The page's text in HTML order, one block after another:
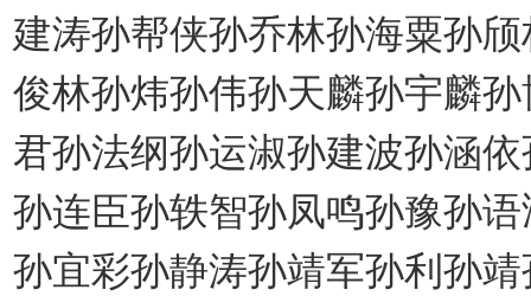
建涛孙帮侠孙乔林孙海粟孙
俊林孙炜孙伟孙天麟孙宇麟
君孙法纲孙运淑孙建波孙涵
孙连臣孙轶智孙凤鸣孙豫孙
孙宜彩孙静涛孙靖军孙利孙